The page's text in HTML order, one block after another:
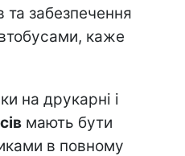
та забезпечення
каже
на друкарні і
мають бути
в повному